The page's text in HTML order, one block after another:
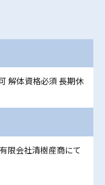
解体資格必須 長期休
限会社清樹産商にて